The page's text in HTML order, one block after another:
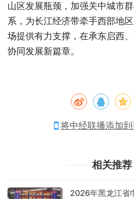
山区发展瓶颈，加强关中城市
系，为长江经济带牵手西部地
场提供有力支撑，在承东启西
协同发展新篇章。
将中经联播添加
相关推荐
2026年黑龙江省